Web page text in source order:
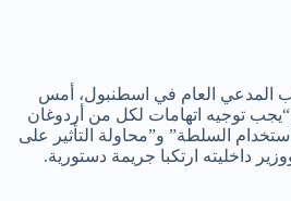
المدعي العام في اسطنبول، أمس
“يجب توجيه اتهامات لكل من أردوغان
السلطة” و”محاولة التأثير على
داخليته ارتكبا جريمة دستورية.